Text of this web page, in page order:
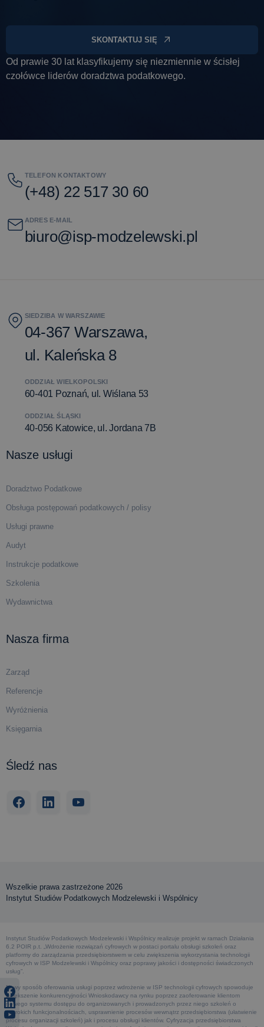
SKONTAKTUJ SIĘ
Od prawie 30 lat klasyfikujemy się niezmiennie w ścisłej
czołówce liderów doradztwa podatkowego.
TELEFON KONTAKTOWY
(+48) 22 517 30 60
ADRES E-MAIL
biuro@isp-modzelewski.pl
SIEDZIBA W WARSZAWIE
04-367 Warszawa,
ul. Kaleńska 8
ODDZIAŁ WIELKOPOLSKI
60-401 Poznań, ul. Wiślana 53
ODDZIAŁ ŚLĄSKI
40-056 Katowice, ul. Jordana 7B
Nasze usługi
Doradztwo Podatkowe
Obsługa postępowań podatkowych / polisy
Usługi prawne
Audyt
Instrukcje podatkowe
Szkolenia
Wydawnictwa
Nasza firma
Zarząd
Referencje
Wyróżnienia
Księgarnia
Śledź nas
Wszelkie prawa zastrzeżone 2026
Instytut Studiów Podatkowych Modzelewski i Wspólnicy
Instytut Studiów Podatkowych Modzelewski i Wspólnicy realizuje projekt w ramach Działania
6.2 POIR p.t. „Wdrożenie rozwiązań cyfrowych w postaci portalu obsługi szkoleń oraz
platformy do zarządzania przedsiębiorstwem w celu zwiększenia wykorzystania technologii
cyfrowych w ISP Modzelewski i Wspólnicy oraz poprawy jakości i dostępności świadczonych
usług”.
Nowy sposób oferowania usługi poprzez wdrożenie w ISP technologii cyfrowych spowoduje
zwiększenie konkurencyjności Wnioskodawcy na rynku poprzez zaoferowanie klientom
nowego systemu dostępu do organizowanych i prowadzonych przez niego szkoleń o
szerokich funkcjonalnościach, usprawnienie procesów wewnątrz przedsiębiorstwa (ułatwienie
procesu organizacji szkoleń) jak i procesu obsługi klientów. Cyfryzacja przedsiębiorstwa